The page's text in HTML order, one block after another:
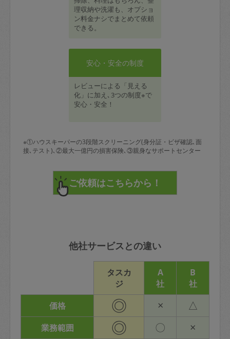
理収納や洗濯も、オプショ
ン料金ナシでまとめて依頼
できる。
安心・安全の制度
レビューによる「見える
化」に加え､3つの制度※で
安心・安全！
※①ハウスキーパーの3段階スクリーニング(身分証・ビザ確認､面
接､テスト)､②最大一億円の損害保険､③親身なサポートセンター
他社サービスとの違い
タスカ
ジ
A
社
B
社
価格
◎ × △
業務範囲 ◎ 〇 ×